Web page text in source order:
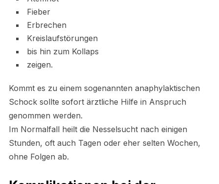
Fieber
Erbrechen
Kreislaufstörungen
bis hin zum Kollaps
zeigen.
Kommt es zu einem sogenannten anaphylaktischen
Schock sollte sofort ärztliche Hilfe in Anspruch
genommen werden.
Im Normalfall heilt die Nesselsucht nach einigen
Stunden, oft auch Tagen oder eher selten Wochen,
ohne Folgen ab.